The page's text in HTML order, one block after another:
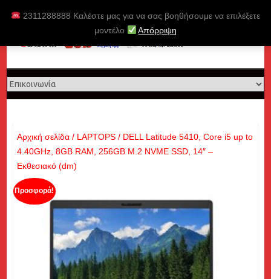
2311288888 Καλέστε μας για να σας βοηθήσουμε να επιλέξετε
μοντέλο
Απόρριψη
Skip
Αρχική σελίδα/ LAPTOPS/ DELL Latitude 5410, Core i5 up to
4.40GHz, 8GB RAM, 256GB M.2 NVME SSD, 14″ –
Εκθεσιακό (dm)
Προσφορά!